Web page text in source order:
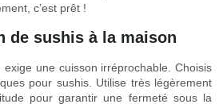
c’est prêt !
de sushis à la maison
une cuisson irréprochable. Choisis
pour sushis. Utilise très légèrement
pour garantir une fermeté sous la